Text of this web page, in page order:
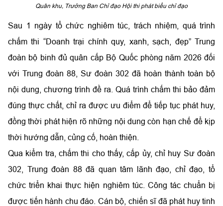
Quân khu, Trưởng Ban Chỉ đạo Hội thi phát biểu chỉ đạo
Sau 1 ngày tổ chức nghiêm túc, trách nhiệm, quá trình
chấm thi “Doanh trại chính quy, xanh, sạch, đẹp” Trung
đoàn bộ binh đủ quân cấp Bộ Quốc phòng năm 2026 đối
với Trung đoàn 88, Sư đoàn 302 đã hoàn thành toàn bộ
nội dung, chương trình đề ra. Quá trình chấm thi bảo đảm
đúng thực chất, chỉ ra được ưu điểm để tiếp tục phát huy,
đồng thời phát hiện rõ những nội dung còn hạn chế để kịp
thời hướng dẫn, củng cố, hoàn thiện.
Qua kiểm tra, chấm thi cho thấy, cấp ủy, chỉ huy Sư đoàn
302, Trung đoàn 88 đã quan tâm lãnh đạo, chỉ đạo, tổ
chức triển khai thực hiện nghiêm túc. Công tác chuẩn bị
được tiến hành chu đáo. Cán bộ, chiến sĩ đã phát huy tinh